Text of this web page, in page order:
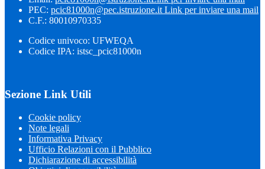
PEC: pcic81000n@pec.istruzione.it Link per inviare una mail
C.F.: 80010970335
Codice univoco: UFWEQA
Codice IPA: istsc_pcic81000n
Sezione Link Utili
Cookie policy
Note legali
Informativa Privacy
Ufficio Relazioni con il Pubblico
Dichiarazione di accessibilità